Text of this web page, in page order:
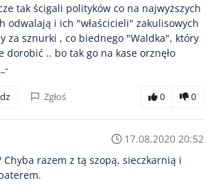
tak ścigali polityków co na najwyższych
odwalają i ich "właścicieli" zakulisowych
za sznurki , co biednego "Waldka", który
dorobić .. bo tak go na kase orznęło
Zgłoś 0 0
17.08.2020 20:52
Chyba razem z tą szopą, sieczkarnią i